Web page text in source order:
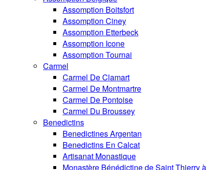
Assomption Boitsfort
Assomption Ciney
Assomption Etterbeck
Assomption Icone
Assomption Tournai
Carmel
Carmel De Clamart
Carmel De Montmartre
Carmel De Pontoise
Carmel Du Broussey
Benedictins
Benedictines Argentan
Benedictins En Calcat
Artisanat Monastique
Monastère Bénédictine de Saint Thierry à